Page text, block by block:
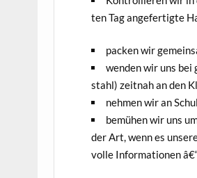
ten Tag ange­fer­tig­te
packen wir
wen­den wir uns
stahl) zeit­nah an den
neh­men wir an
bemü­hen wir uns
der Art, wenn es
vol­le Infor­ma­tio­nen